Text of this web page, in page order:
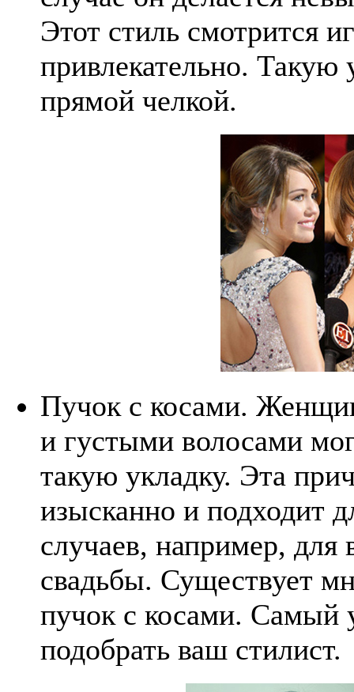
Этот стиль смотрится
привлекательно. Такую
прямой челкой.
Пучок с косами.
и густыми волосами
такую укладку. Эта
изысканно и подходит
случаев, например, для
свадьбы. Существует
пучок с косами. Самый
подобрать ваш стилист.